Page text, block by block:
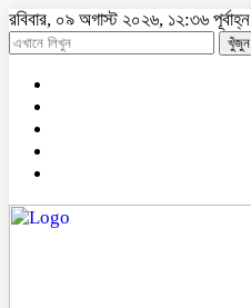
রবিবার, ০৯ অগাস্ট ২০২৬, ১২:৩৬ পূর্বাহ্ন
খুঁজুন